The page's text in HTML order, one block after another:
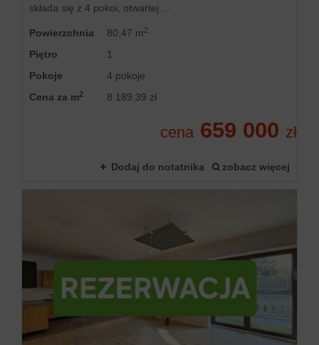
składa się z 4 pokoi, otwartej ...
Powierzchnia 80,47 m2
Piętro
1
Pokoje
4 pokoje
Cena za m2 8 189,39 zł
cena 659 000 zł
Dodaj do notatnika zobacz więcej